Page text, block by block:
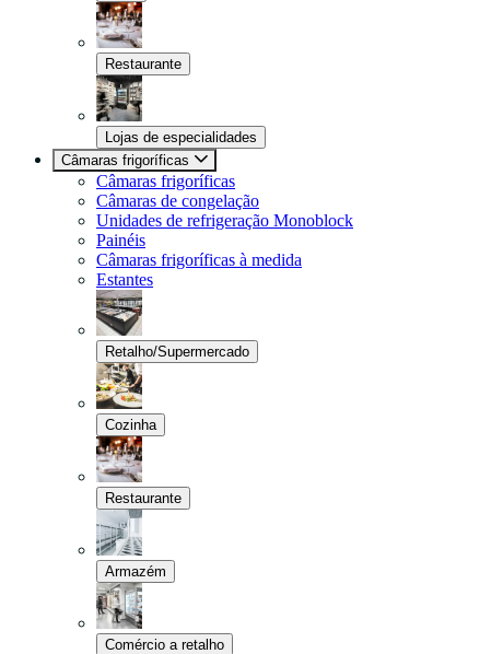
Restaurante
Lojas de especialidades
Câmaras frigoríficas
Câmaras frigoríficas
Câmaras de congelação
Unidades de refrigeração Monoblock
Painéis
Câmaras frigoríficas à medida
Estantes
Retalho/Supermercado
Cozinha
Restaurante
Armazém
Comércio a retalho